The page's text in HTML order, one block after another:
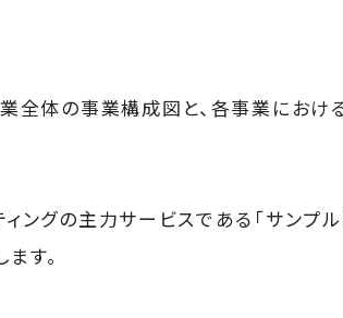
業全体の事業構成図と、各事業にお
ングの主力サービスである「サンプ
す。